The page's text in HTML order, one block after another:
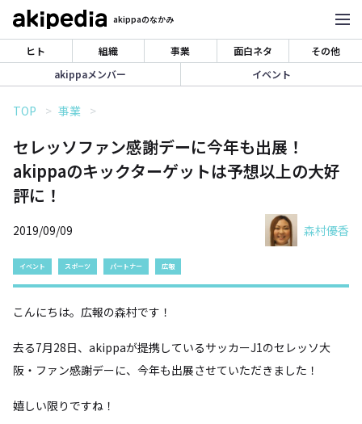
akippaのなかみ
ヒト 組織 事業 面白ネタ
その他
akippaメンバー
イベント
TOP 事業
セレッソファン感謝デーに今年も出展！
akippaのキックターゲットは予想以上の大好
評に！
2019/09/09 森村優香
イベント スポーツ パートナー 広報
こんにちは。広報の森村です！
去る7月28日、akippaが提携しているサッカーJ1のセレッソ大
阪・ファン感謝デーに、今年も出展させていただきました！
嬉しい限りですね！